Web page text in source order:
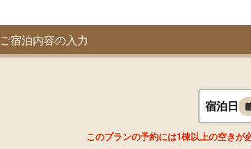
ご宿泊内容の入力
宿泊日
このプランの予約には1棟以上の空き